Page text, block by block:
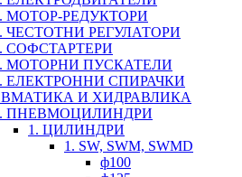
МОТОР-РЕДУКТОРИ
ЧЕСТОТНИ РЕГУЛАТОРИ
СОФСТАРТЕРИ
МОТОРНИ ПУСКАТЕЛИ
ЕЛЕКТРОННИ СПИРАЧКИ
И ХИДРАВЛИКА
ПНЕВМОЦИЛИНДРИ
1. ЦИЛИНДРИ
1. SW, SWM, SWMD
ф100